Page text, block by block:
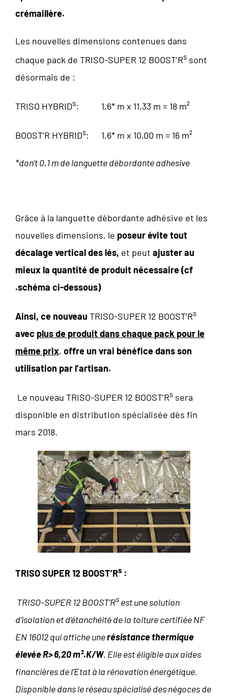
crémaillère.
Les nouvelles dimensions contenues dans
chaque pack de TRISO-SUPER 12 BOOST’Rs sont
désormais de :
TRISO HYBRIDs: 1,6* m x 11,33 m = 18 m²
BOOST’R HYBRIDs: 1,6* m x 10,00 m = 16 m²
*don’t 0,1 m de languette débordante adhesive
Grâce à la languette débordante adhésive et les
nouvelles dimensions, le poseur évite tout
décalage vertical des lés, et peut ajuster au
mieux la quantité de produit nécessaire (cf
.schéma ci-dessous)
Ainsi, ce nouveau TRISO-SUPER 12 BOOST’Rs
avec plus de produit dans chaque pack pour le
même prix, offre un vrai bénéfice dans son
utilisation par l’artisan.
Le nouveau TRISO-SUPER 12 BOOST’Rs sera
disponible en distribution spécialisée dès fin
mars 2018.
TRISO SUPER 12 BOOST’Rs :
TRISO-SUPER 12 BOOST’Rs est une solution
d’isolation et d’étanchéité de la toiture certifiée NF
EN 16012 qui affiche unerésistance thermique
élevée R> 6,20 m².K/W. Elle est éligible aux aides
financières de l’Etat à la rénovation énergétique.
Disponible dans le réseau spécialisé des négoces de